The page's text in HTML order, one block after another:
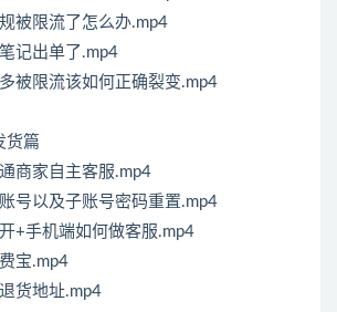
被限流了怎么办.mp4
记出单了.mp4
被限流该如何正确裂变.mp4
货篇
商家自主客服.mp4
号以及子账号密码重置.mp4
+手机端如何做客服.mp4
宝.mp4
货地址.mp4